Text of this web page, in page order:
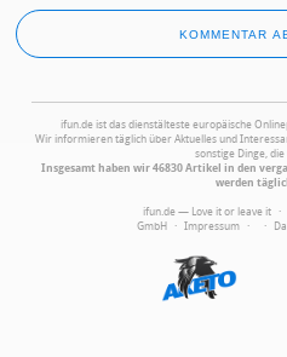
ifun.de ist das dienstälteste europäische
Wir informieren täglich über Aktuelles und
sonstige Dinge, die
Insgesamt haben wir 46830 Artikel in den
werden
ifun.de — Love it or leave it ·
GmbH · Impressum · ·